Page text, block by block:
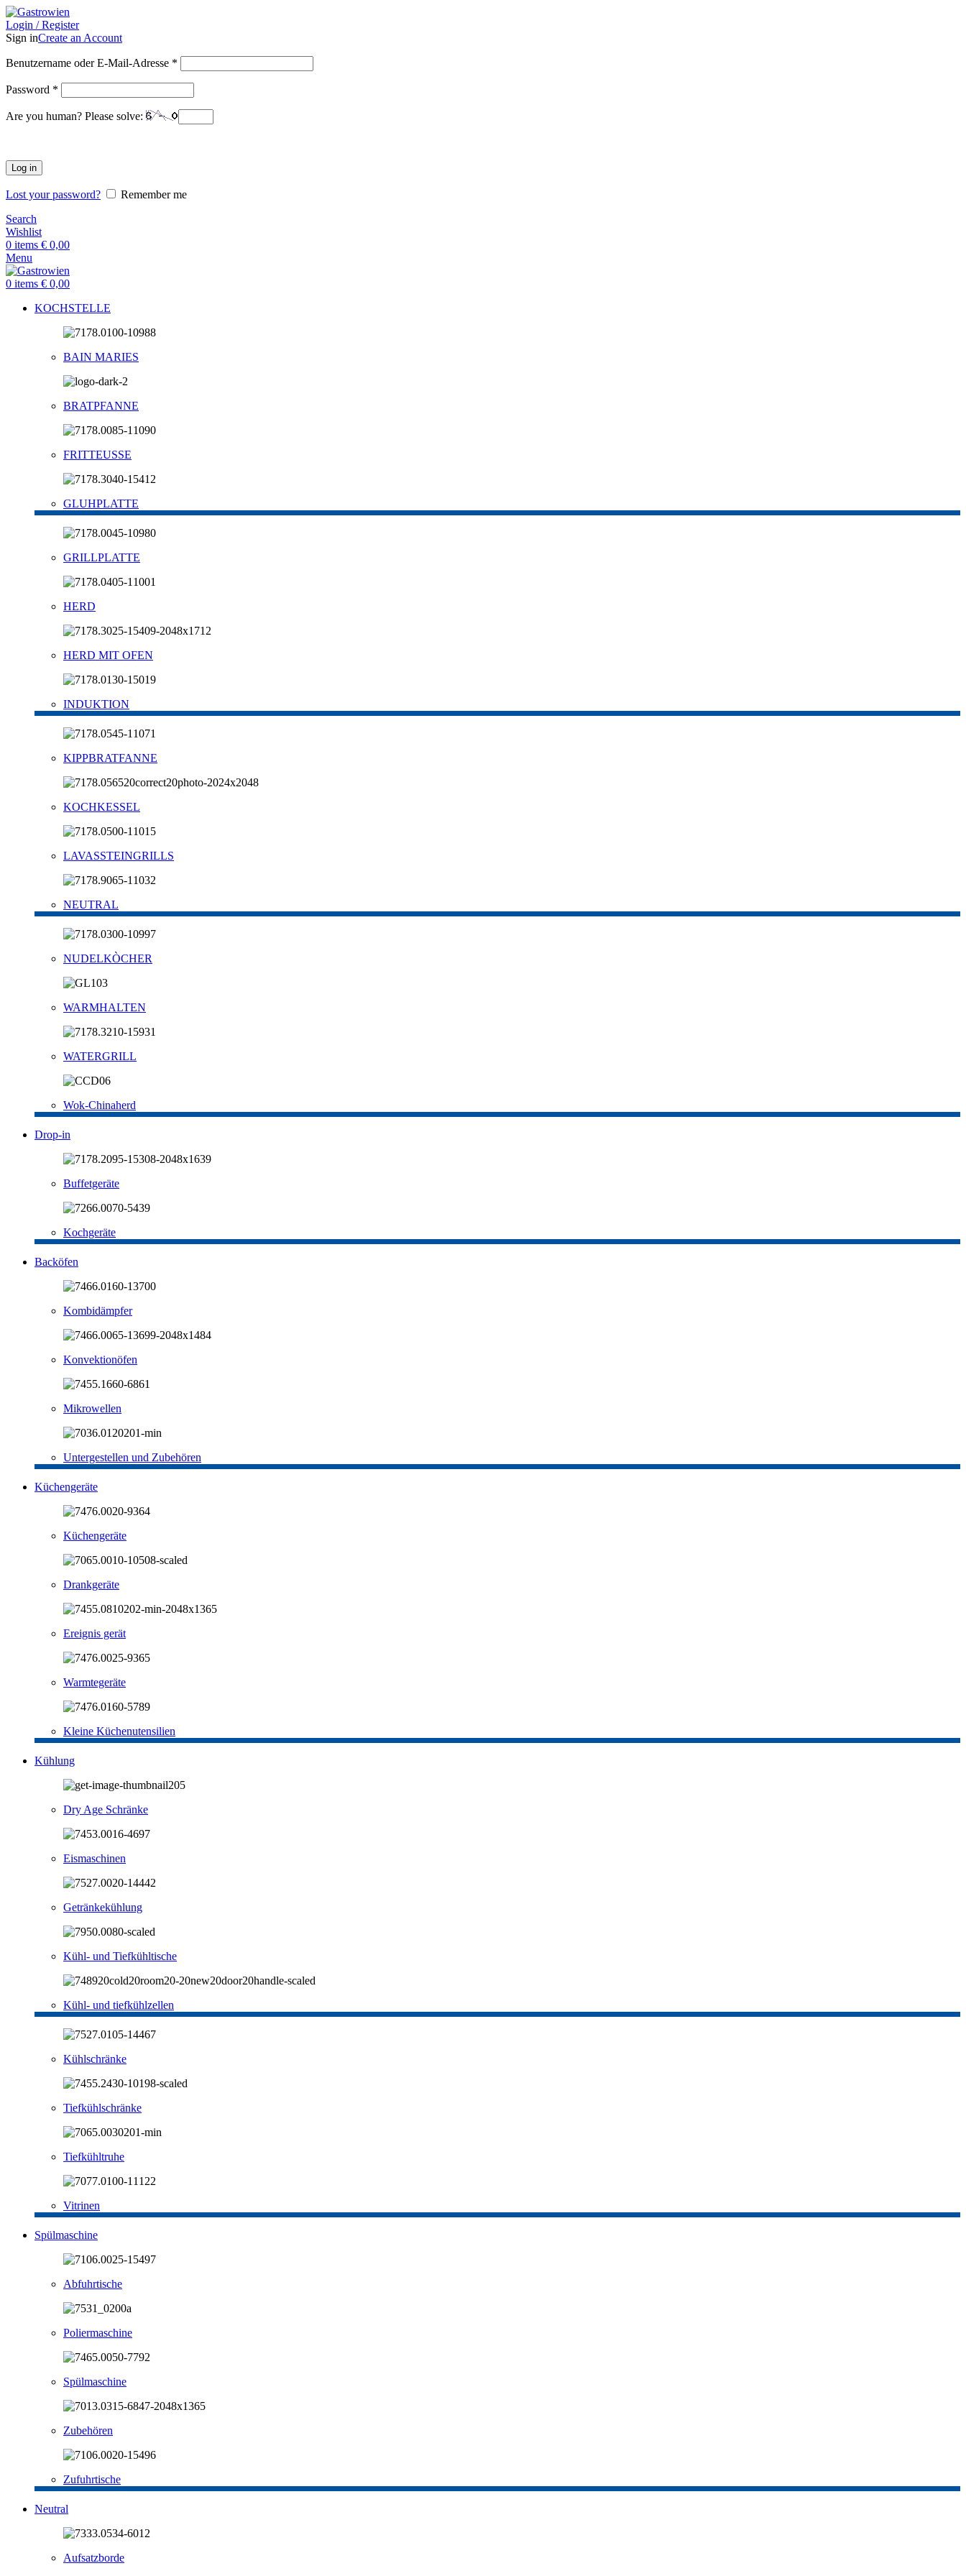
Login / Register
Sign inCreate an Account
Benutzername oder E-Mail-Adresse *
Password *
Are you human? Please solve:
Log in
Lost your password?
Remember me
Search
Wishlist
0 items € 0,00
Menu
0 items € 0,00
KOCHSTELLE
BAIN MARIES
BRATPFANNE
FRITTEUSSE
GLUHPLATTE
GRILLPLATTE
HERD
HERD MIT OFEN
INDUKTION
KIPPBRATFANNE
KOCHKESSEL
LAVASSTEINGRILLS
NEUTRAL
NUDELKÒCHER
WARMHALTEN
WATERGRILL
Wok-Chinaherd
Drop-in
Buffetgeräte
Kochgeräte
Backöfen
Kombidämpfer
Konvektionöfen
Mikrowellen
Untergestellen und Zubehören
Küchengeräte
Küchengeräte
Drankgeräte
Ereignis gerät
Warmtegeräte
Kleine Küchenutensilien
Kühlung
Dry Age Schränke
Eismaschinen
Getränkekühlung
Kühl- und Tiefkühltische
Kühl- und tiefkühlzellen
Kühlschränke
Tiefkühlschränke
Tiefkühltruhe
Vitrinen
Spülmaschine
Abfuhrtische
Poliermaschine
Spülmaschine
Zubehören
Zufuhrtische
Neutral
Aufsatzborde